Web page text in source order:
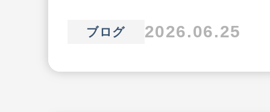
ブログ 2026.06.25